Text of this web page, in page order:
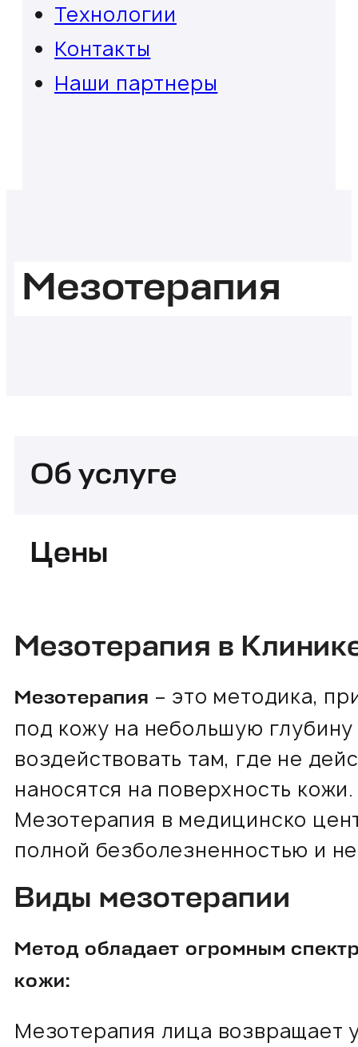
Технологии
Контакты
Наши партнеры
Мезотерапия
Об услуге
Цены
Мезотерапия в
Мезотерапия – это методика,
под кожу на небольшую
воздействовать там, где не
наносятся на поверхность кожи.
Мезотерапия в медицинско
полной безболезненностью и
Виды мезотерапии
Метод обладает огромным
кожи:
Мезотерапия лица возвращает